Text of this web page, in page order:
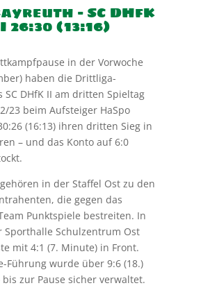
– SC DHfK
26:30 (13:16)
in der Vorwoche
haben die Drittliga-
SC DHfK II am dritten Spieltag
23 beim Aufsteiger HaSpo
(16:13) ihren dritten Sieg in
– und das Konto auf 6:0
in der Staffel Ost zu den
die gegen das
Punktspiele bestreiten. In
Sporthalle Schulzentrum Ost
mit 4:1 (7. Minute) in Front.
Führung wurde über 9:6 (18.)
bis zur Pause sicher verwaltet.